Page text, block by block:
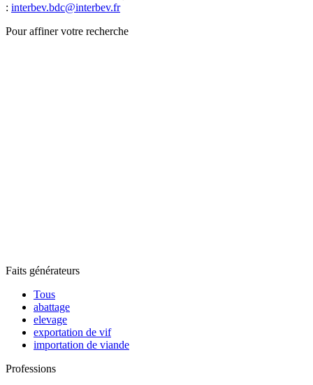
: interbev.bdc@interbev.fr
Pour affiner votre recherche
Faits générateurs
Tous
abattage
elevage
exportation de vif
importation de viande
Professions